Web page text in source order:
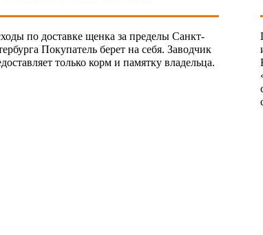
по доставке щенка за пределы Санкт-
Покупатель берет на себя. Заводчик
только корм и памятку владельца.